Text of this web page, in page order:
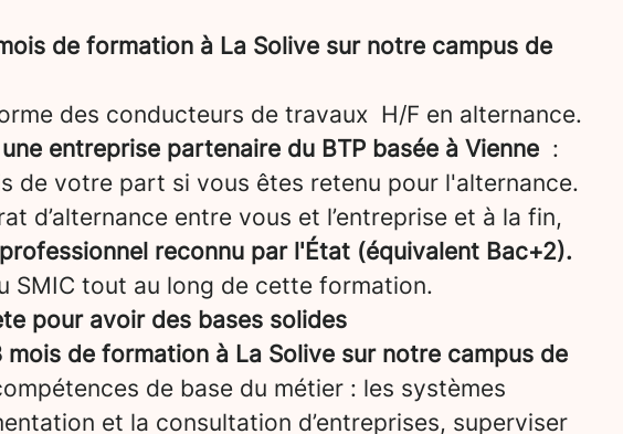
de formation à La Solive sur notre campus de
des conducteurs de travaux H/F en alternance.
entreprise partenaire du BTP basée à Vienne :
de votre part si vous êtes retenu pour l'alternance.
d’alternance entre vous et l’entreprise et à la fin,
reconnu par l'État (équivalent Bac+2).
SMIC tout au long de cette formation.
pour avoir des bases solides
mois de formation à La Solive sur notre campus de
de base du métier : les systèmes
et la consultation d’entreprises, superviser